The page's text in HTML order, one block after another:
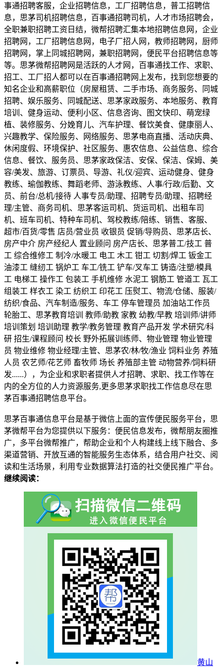
事通招聘客服，企业招聘信息，工厂招聘信息，普工招聘信
息，思茅司机招聘信息，百事通招聘司机，人才市场招聘会，
全职兼职招聘工资日结，微帮招聘汇集本地招聘信息网，企业
招聘网，工厂招聘信息网，电子厂招人网，教师招聘网，厨师
招聘网，掌上同城招聘网，兼职招聘网，便民平台招聘信息等
等。思茅微帮招聘网是活跃的人才网，百事通找工作、求职、
招工、工厂招人都可以在百事通招聘网上发布，找到您想要的
知名企业和高薪职位（房屋租赁、二手市场、商务服务、同城
招聘、娱乐服务、同城配送、思茅家政服务、本地服务、教育
培训、健身运动、便利小区、信息咨询、图文快印、萌宠绿
植、装修服务、分娩育儿、汽车护理、餐饮美食、健康丽人、
兴趣教学、保险服务、网络服务、思茅电商直播、活动庆典、
休闲度假、环境保护、社区服务、惠农信息、公益信息、综合
信息、餐饮、服务员、思茅家政保洁、安保、保洁、保姆、美
容/美发、旅游、订票员、导游、礼仪/迎宾、运动健身、健身
教练、瑜伽教练、舞蹈老师、游泳教练、人事/行政/后勤、文
员、前台/总机/接待 人事专员/助理、招聘专员/助理、招聘经
理/主管、商务司机、思茅客运司机、货运司机、出租车司
机、班车司机、特种车司机、驾校教练/陪练、销售、客服、
超市/百货/零售 店员/营业员 收银员 促销/导购员、思茅店长、
房产中介 房产经纪人 置业顾问 房产店长、思茅普工/技工 普
工 综合维修工 制冷/水暖工 电工 木工 钳工 切割/焊工 钣金工
油漆工 缝纫工 锅炉工 车工/铣工 铲车/叉车工 铸造/注塑/模具
工 电梯工 操作工 包装工 手机维修 水泥工 钢筋工 管道工 瓦工
组装工 样衣工 染工 纺织工 印花工 压熨工、物流/仓储、服装/
纺织/食品、汽车制造/服务、车工 停车管理员 加油站工作员
轮胎工、思茅教育培训 教师/助教 家教 幼教/早教 培训师/讲师
培训策划 培训助理 教学/教务管理 教育产品开发 学术研究/科
研 招生/课程顾问 校长 野外拓展训练师、物业管理 物业管理
员 物业维修 物业经理/主管、思茅农/林/牧/渔业 饲料业务 养殖
人员 农艺师/花艺师 畜牧师 场长 养殖部主管 动物营养/饲料研
发......），为企业和求职者提供人才招聘、求职、找工作等在
内的全方位的人力资源服务,更多思茅求职找工作信息尽在思
茅百事通招聘信息平台。
思茅百事通信息平台是基于微信上面的宣传便民服务平台，思
茅微帮平台为您提供以下服务：便民信息发布，微帮朋友圈推
广，多平台微帮推广，帮助企业和个人构建线上线下融合、多
渠道营销、开放互通的智能服务生态体系，结合用户社交、阅
读和生活场景，利用专业数据算法打造的社交便民推广平台。
继续阅读：
黄山